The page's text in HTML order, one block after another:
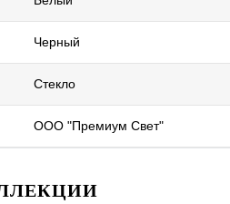
Черный
Стекло
ООО "Премиум Свет"